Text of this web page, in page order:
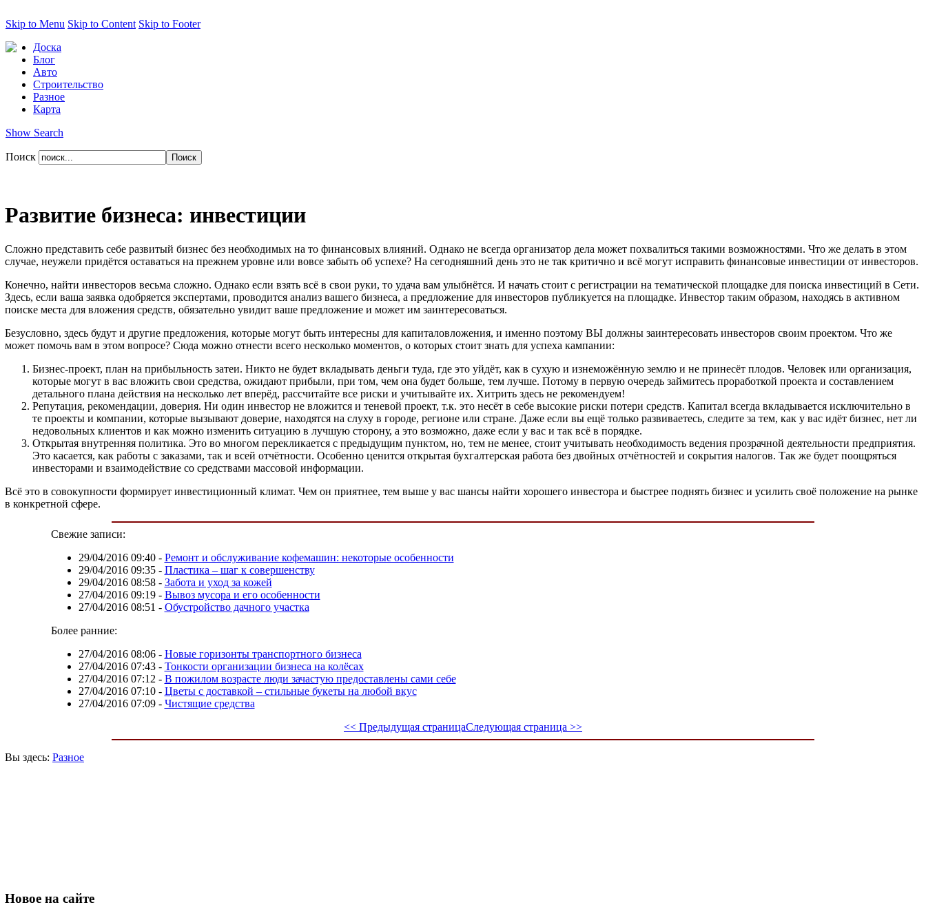
Skip to Menu Skip to Content Skip to Footer
Доска
Блог
Авто
Строительство
Разное
Карта
Show Search
Поиск
Развитие бизнеса: инвестиции
Сложно представить себе развитый бизнес без необходимых на то финансовых влияний. Однако не всегда организатор дела может похвалиться такими возможностями. Что же делать в этом
случае, неужели придётся оставаться на прежнем уровне или вовсе забыть об успехе? На сегодняшний день это не так критично и всё могут исправить финансовые инвестиции от инвесторов.
Конечно, найти инвесторов весьма сложно. Однако если взять всё в свои руки, то удача вам улыбнётся. И начать стоит с регистрации на тематической площадке для поиска инвестиций в Сети.
Здесь, если ваша заявка одобряется экспертами, проводится анализ вашего бизнеса, а предложение для инвесторов публикуется на площадке. Инвестор таким образом, находясь в активном
поиске места для вложения средств, обязательно увидит ваше предложение и может им заинтересоваться.
Безусловно, здесь будут и другие предложения, которые могут быть интересны для капиталовложения, и именно поэтому ВЫ должны заинтересовать инвесторов своим проектом. Что же
может помочь вам в этом вопросе? Сюда можно отнести всего несколько моментов, о которых стоит знать для успеха кампании:
Бизнес-проект, план на прибыльность затеи. Никто не будет вкладывать деньги туда, где это уйдёт, как в сухую и изнеможённую землю и не принесёт плодов. Человек или организация,
которые могут в вас вложить свои средства, ожидают прибыли, при том, чем она будет больше, тем лучше. Потому в первую очередь займитесь проработкой проекта и составлением
детального плана действия на несколько лет вперёд, рассчитайте все риски и учитывайте их. Хитрить здесь не рекомендуем!
Репутация, рекомендации, доверия. Ни один инвестор не вложится и теневой проект, т.к. это несёт в себе высокие риски потери средств. Капитал всегда вкладывается исключительно в
те проекты и компании, которые вызывают доверие, находятся на слуху в городе, регионе или стране. Даже если вы ещё только развиваетесь, следите за тем, как у вас идёт бизнес, нет ли
недовольных клиентов и как можно изменить ситуацию в лучшую сторону, а это возможно, даже если у вас и так всё в порядке.
Открытая внутренняя политика. Это во многом перекликается с предыдущим пунктом, но, тем не менее, стоит учитывать необходимость ведения прозрачной деятельности предприятия.
Это касается, как работы с заказами, так и всей отчётности. Особенно ценится открытая бухгалтерская работа без двойных отчётностей и сокрытия налогов. Так же будет поощряться
инвесторами и взаимодействие со средствами массовой информации.
Всё это в совокупности формирует инвестиционный климат. Чем он приятнее, тем выше у вас шансы найти хорошего инвестора и быстрее поднять бизнес и усилить своё положение на рынке
в конкретной сфере.
Свежие записи:
29/04/2016 09:40- Ремонт и обслуживание кофемашин: некоторые особенности
29/04/2016 09:35- Пластика – шаг к совершенству
29/04/2016 08:58- Забота и уход за кожей
27/04/2016 09:19- Вывоз мусора и его особенности
27/04/2016 08:51 - Обустройство дачного участка
Более ранние:
27/04/2016 08:06- Новые горизонты транспортного бизнеса
27/04/2016 07:43- Тонкости организации бизнеса на колёсах
27/04/2016 07:12 - В пожилом возрасте люди зачастую предоставлены сами себе
27/04/2016 07:10- Цветы с доставкой – стильные букеты на любой вкус
27/04/2016 07:09- Чистящие средства
<< Предыдущая страницаСледующая страница >>
Вы здесь: Разное
Новое на сайте